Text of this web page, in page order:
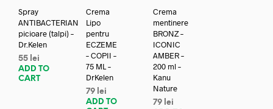
Spray
ANTIBACTERIAN
picioare (talpi) –
Dr.Kelen
55 lei
ADD TO
CART
Crema
Lipo
pentru
ECZEME
– COPII –
75 ML –
DrKelen
79 lei
ADD TO
Crema
mentinere
BRONZ –
ICONIC
AMBER –
200 ml –
Kanu
Nature
79 lei